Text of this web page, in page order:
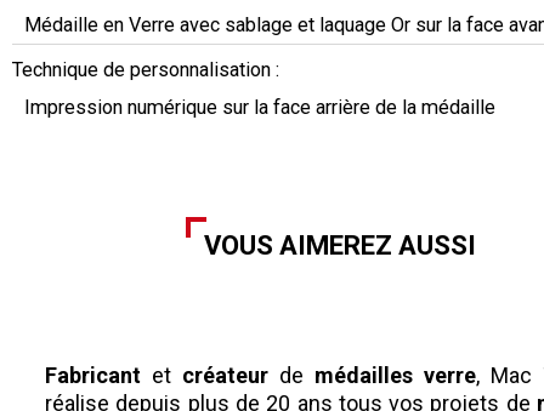
Médaille en Verre avec sablage et laquage Or sur la face
Technique de personnalisation :
Impression numérique sur la face arrière de la médaille
VOUS AIMEREZ AUSSI
Fabricant et créateur de médailles verre, Mac
réalise depuis plus de 20 ans tous vos projets de